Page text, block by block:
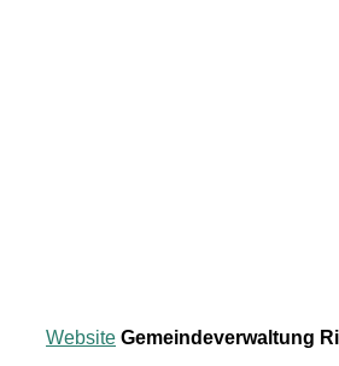
Website Gemeindeverwaltung